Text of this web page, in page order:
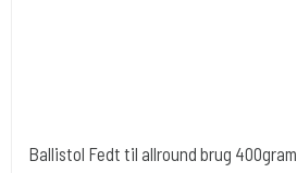
Ballistol Fedt til allround brug 400gram